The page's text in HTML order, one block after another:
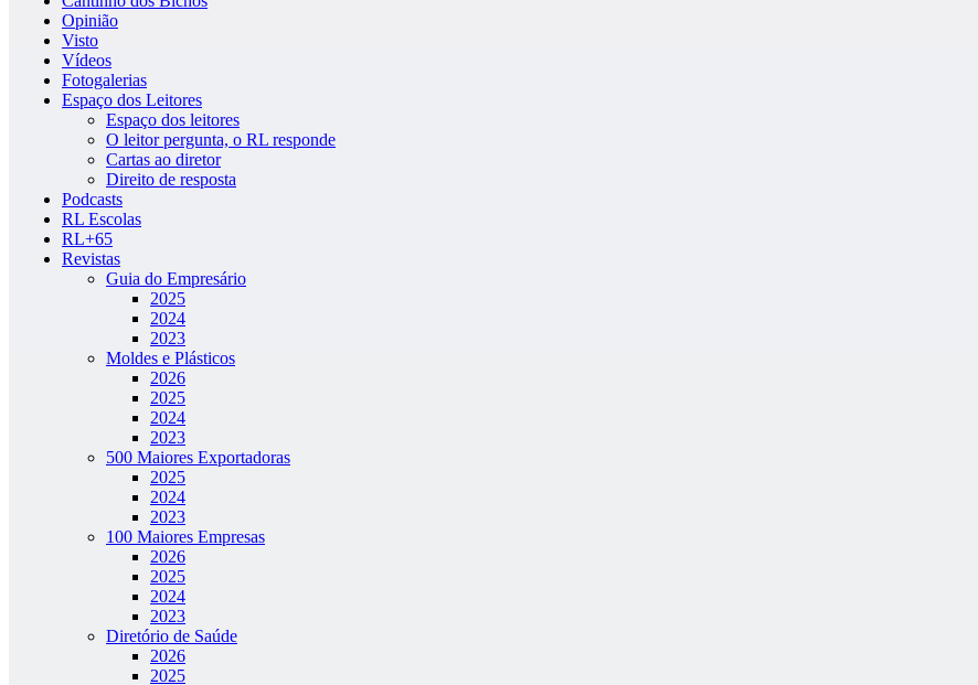
Opinião
Visto
Vídeos
Fotogalerias
Espaço dos Leitores
Espaço dos leitores
O leitor pergunta, o RL responde
Cartas ao diretor
Direito de resposta
Podcasts
RL Escolas
RL+65
Revistas
Guia do Empresário
2025
2024
2023
Moldes e Plásticos
2026
2025
2024
2023
500 Maiores Exportadoras
2025
2024
2023
100 Maiores Empresas
2026
2025
2024
2023
Diretório de Saúde
2026
2025